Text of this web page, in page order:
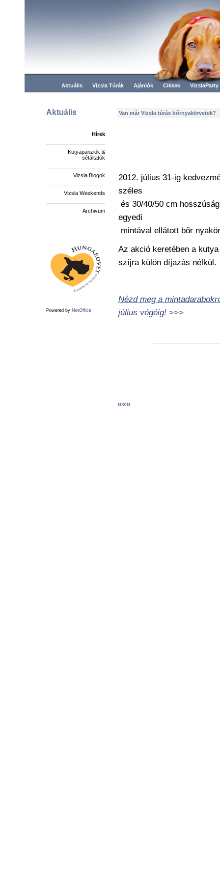
Aktuális Vizsla Túrák Ajánlók Cikkek VizslaParty
Aktuális
Hírek
Kutyapanziók &
sétáltatók
Vizsla Blogok
Vizsla Weekends
Archivum
Powered by NetOffice
Van már Vizsla túrás bőrnyakörvetek?
2012. július 31-ig
széles
és 30/40/50 cm
egyedi
mintával ellátott bőr
Az akció keretében a
szíjra külön díjazás nélkül.
Nézd meg a
július végéig! >>>
«««